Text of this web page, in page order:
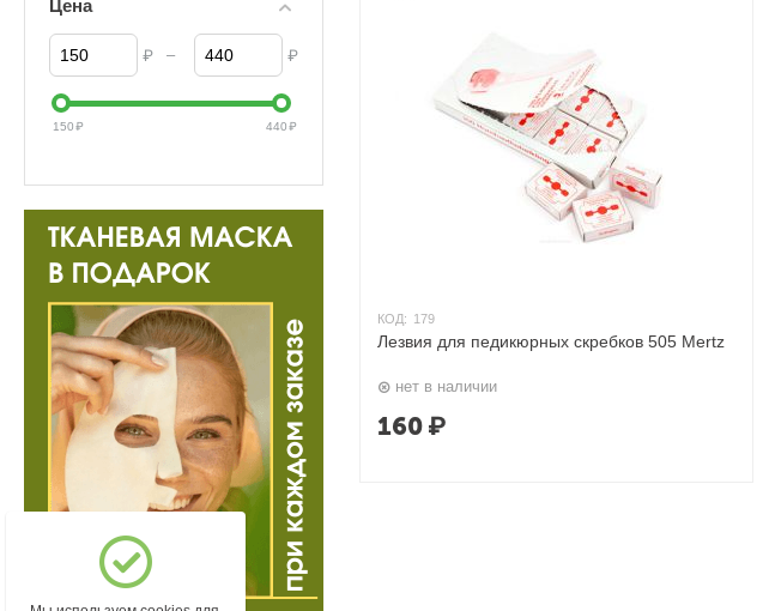
КОД: 179
Лезвия для педикюрных скребков 505 Mertz
нет в наличии
160 ₽
Цена
₽ – ₽
150₽ 440₽